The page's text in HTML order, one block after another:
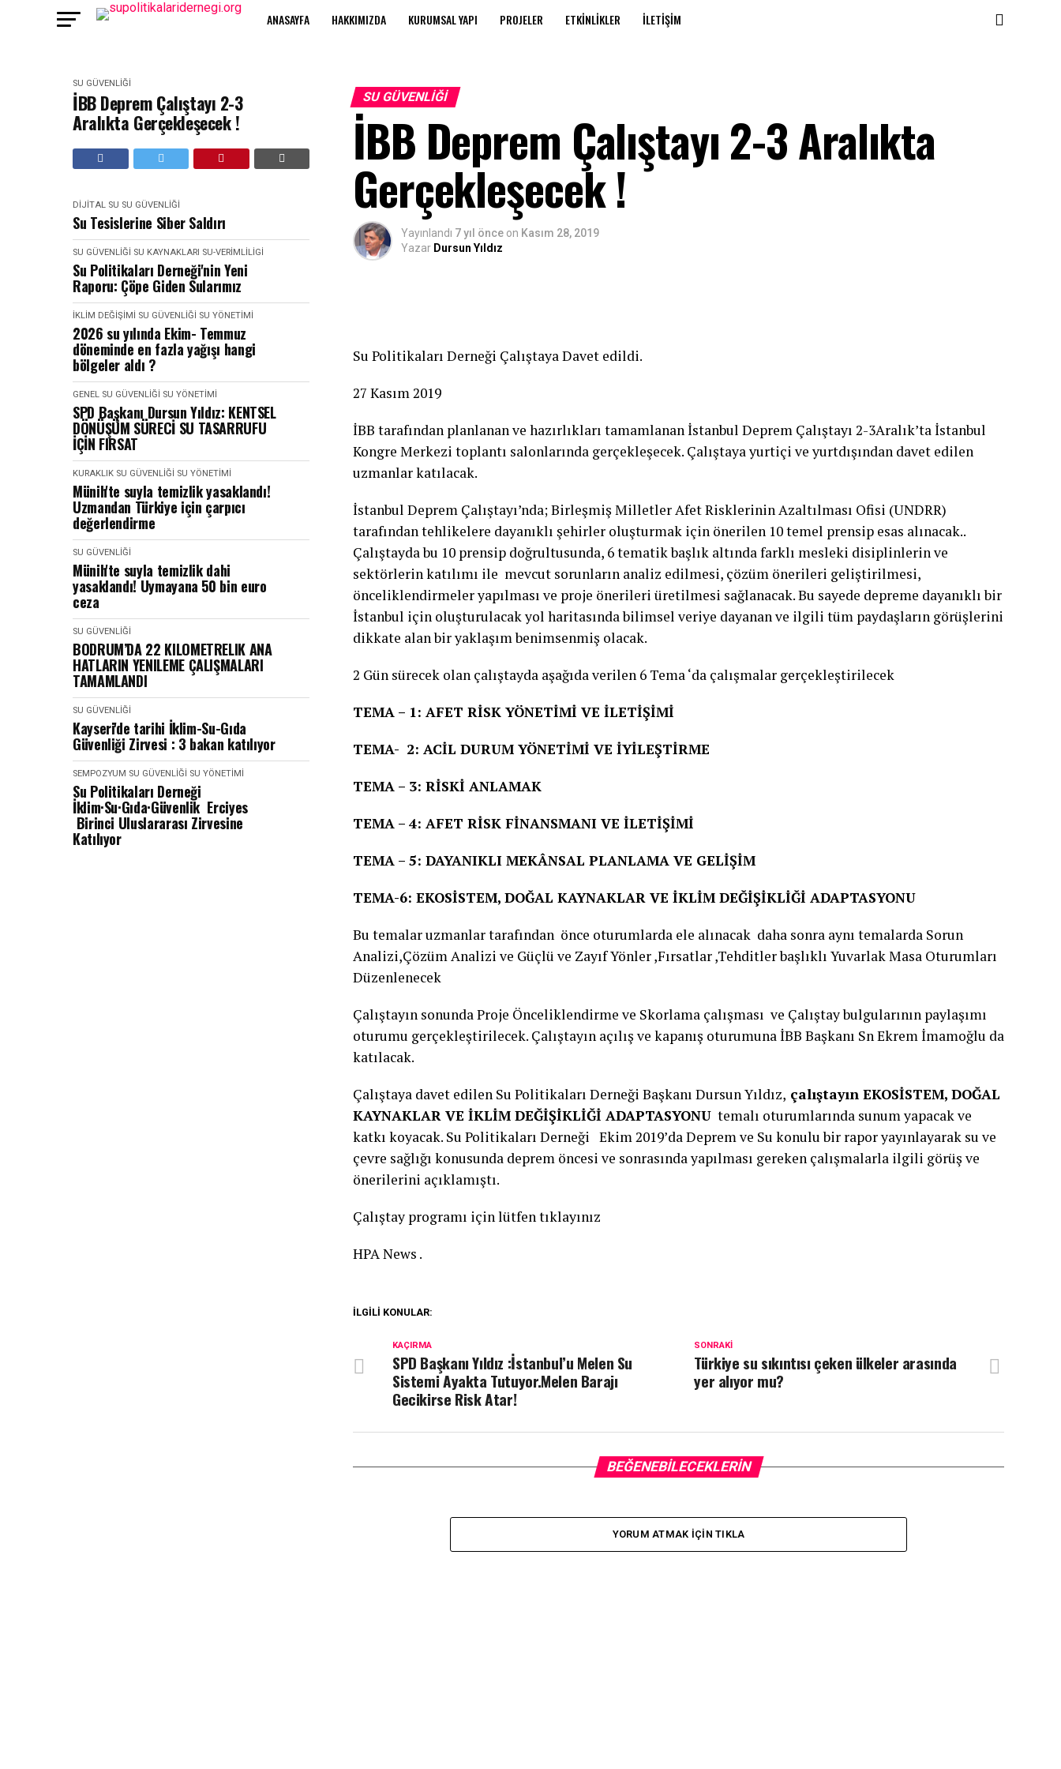
ANASAYFA HAKKIMIZDA KURUMSAL YAPI PROJELER ETKINLIKLER İLETIŞIM
SU GÜVENLIĞI
İBB Deprem Çalıştayı 2-3
Aralıkta Gerçekleşecek !
DIJITAL SU SU GÜVENLIĞI
Su Tesislerine Siber Saldırı
SU GÜVENLIĞI SU KAYNAKLARI SU-VERIMLILIGI
Su Politikaları Derneği'nin Yeni
Raporu: Çöpe Giden Sularımız
İKLIM DEĞIŞIMI SU GÜVENLIĞI SU YÖNETIMI
2026 su yılında Ekim- Temmuz
döneminde en fazla yağışı hangi
bölgeler aldı ?
GENEL SU GÜVENLIĞI SU YÖNETIMI
SPD Başkanı Dursun Yıldız: KENTSEL
DÖNÜŞÜM SÜRECİ SU TASARRUFU
İÇİN FIRSAT
KURAKLIK SU GÜVENLIĞI SU YÖNETIMI
Münih'te suyla temizlik yasaklandı!
Uzmandan Türkiye için çarpıcı
değerlendirme
SU GÜVENLIĞI
Münih'te suyla temizlik dahi
yasaklandı! Uymayana 50 bin euro
ceza
SU GÜVENLIĞI
BODRUM’DA 22 KILOMETRELIK ANA
HATLARIN YENILEME ÇALIŞMALARI
TAMAMLANDI
SU GÜVENLIĞI
Kayseri'de tarihi İklim-Su-Gıda
Güvenliği Zirvesi : 3 bakan katılıyor
SEMPOZYUM SU GÜVENLIĞI SU YÖNETIMI
Su Politikaları Derneği
İklim·Su·Gıda·Güvenlik Erciyes
Birinci Uluslararası Zirvesine
Katılıyor
SU GÜVENLIĞI
İBB Deprem Çalıştayı 2-3 Aralıkta
Gerçekleşecek !
Yayınlandı 7 yıl önce on Kasım 28, 2019
Yazar Dursun Yıldız
Su Politikaları Derneği Çalıştaya Davet edildi.
27 Kasım 2019
İBB tarafından planlanan ve hazırlıkları tamamlanan İstanbul Deprem Çalıştayı 2-3Aralık’ta İstanbul
Kongre Merkezi toplantı salonlarında gerçekleşecek. Çalıştaya yurtiçi ve yurtdışından davet edilen
uzmanlar katılacak.
İstanbul Deprem Çalıştayı’nda; Birleşmiş Milletler Afet Risklerinin Azaltılması Ofisi (UNDRR)
tarafından tehlikelere dayanıklı şehirler oluşturmak için önerilen 10 temel prensip esas alınacak..
Çalıştayda bu 10 prensip doğrultusunda, 6 tematik başlık altında farklı mesleki disiplinlerin ve
sektörlerin katılımı ile mevcut sorunların analiz edilmesi, çözüm önerileri geliştirilmesi,
önceliklendirmeler yapılması ve proje önerileri üretilmesi sağlanacak. Bu sayede depreme dayanıklı bir
İstanbul için oluşturulacak yol haritasında bilimsel veriye dayanan ve ilgili tüm paydaşların görüşlerini
dikkate alan bir yaklaşım benimsenmiş olacak.
2 Gün sürecek olan çalıştayda aşağıda verilen 6 Tema ‘da çalışmalar gerçekleştirilecek
TEMA – 1: AFET RİSK YÖNETİMİ VE İLETİŞİMİ
TEMA- 2: ACİL DURUM YÖNETİMİ VE İYİLEŞTİRME
TEMA – 3: RİSKİ ANLAMAK
TEMA – 4: AFET RİSK FİNANSMANI VE İLETİŞİMİ
TEMA – 5: DAYANIKLI MEKÂNSAL PLANLAMA VE GELİŞİM
TEMA-6: EKOSİSTEM, DOĞAL KAYNAKLAR VE İKLİM DEĞİŞİKLİĞİ ADAPTASYONU
Bu temalar uzmanlar tarafından önce oturumlarda ele alınacak daha sonra aynı temalarda Sorun
Analizi,Çözüm Analizi ve Güçlü ve Zayıf Yönler ,Fırsatlar ,Tehditler başlıklı Yuvarlak Masa Oturumları
Düzenlenecek
Çalıştayın sonunda Proje Önceliklendirme ve Skorlama çalışması ve Çalıştay bulgularının paylaşımı
oturumu gerçekleştirilecek. Çalıştayın açılış ve kapanış oturumuna İBB Başkanı Sn Ekrem İmamoğlu da
katılacak.
Çalıştaya davet edilen Su Politikaları Derneği Başkanı Dursun Yıldız, çalıştayın EKOSİSTEM, DOĞAL
KAYNAKLAR VE İKLİM DEĞİŞİKLİĞİ ADAPTASYONU temalı oturumlarında sunum yapacak ve
katkı koyacak. Su Politikaları Derneği Ekim 2019’da Deprem ve Su konulu bir rapor yayınlayarak su ve
çevre sağlığı konusunda deprem öncesi ve sonrasında yapılması gereken çalışmalarla ilgili görüş ve
önerilerini açıklamıştı.
Çalıştay programı için lütfen tıklayınız
HPA News .
İLGILI KONULAR:
SONRAKI
Türkiye su sıkıntısı çeken ülkeler arasında
yer alıyor mu?
KAÇIRMA
SPD Başkanı Yıldız :İstanbul’u Melen Su
Sistemi Ayakta Tutuyor.Melen Barajı
Gecikirse Risk Atar!
BEĞENEBILECEKLERIN
YORUM ATMAK IÇIN TIKLA